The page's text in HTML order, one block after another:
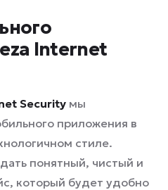
Internet
Security мы
приложения в
стиле.
понятный, чистый и
который будет удобно